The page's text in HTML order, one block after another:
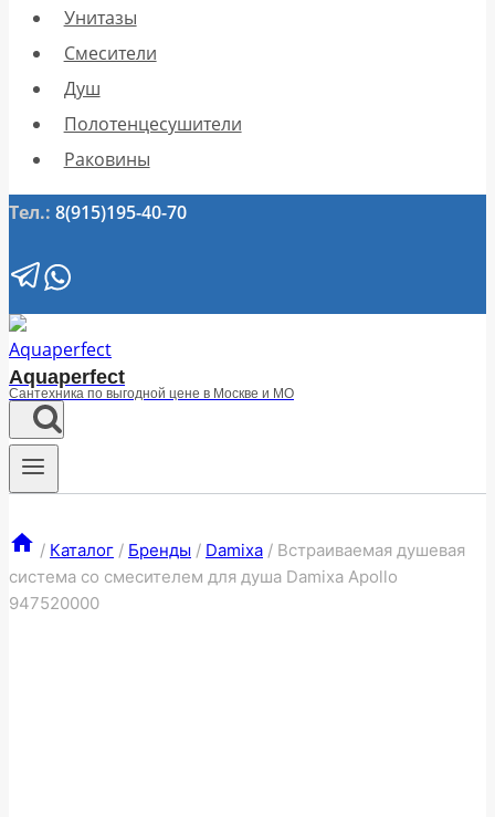
Унитазы
Смесители
Душ
Полотенцесушители
Раковины
Тел.: 8(915)195-40-70
Aquaperfect
Сантехника по выгодной цене в Москве и МО
/ Каталог / Бренды / Damixa / Встраиваемая душевая
система со смесителем для душа Damixa Apollo
947520000